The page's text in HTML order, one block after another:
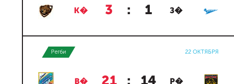
К� 3 : 1 З�
Регби 22 ОКТЯБРЯ
В� 21 : 14 Р�